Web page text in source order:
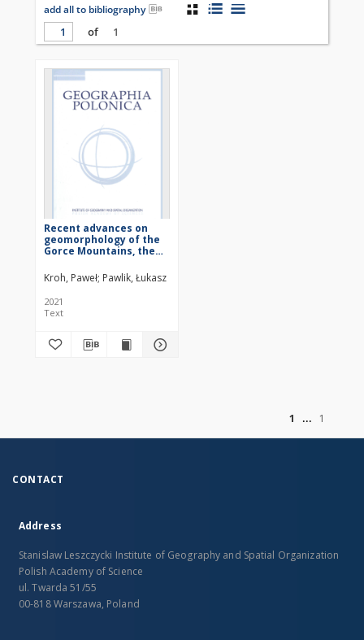
add all to bibliography
of
1
Recent advances on
geomorphology of the
Gorce Mountains, the
Carpathians – state-of-
the-art and future
perspectives
Kroh, Paweł Pawlik, Łukasz
2021
Text
1
1
CONTACT
Address
Stanislaw Leszczycki Institute of Geography and Spatial Organization
Polish Academy of Science
ul. Twarda 51/55
00-818 Warszawa, Poland